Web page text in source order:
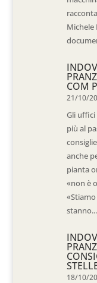
Michele
COM
21/10/
Gli
più al
anche
pianta
«non è
stanno...
18/10/